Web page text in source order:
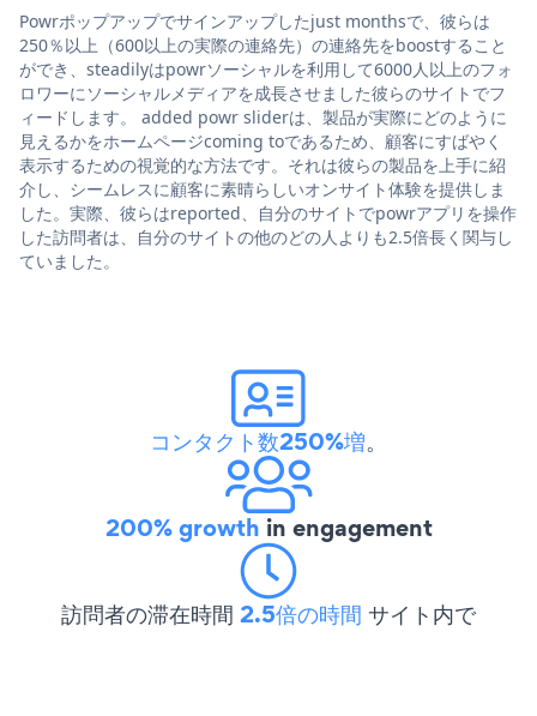
Powrポップアップでサインアップしたjust monthsで、彼らは
250％以上（600以上の実際の連絡先）の連絡先をboostすること
ができ、steadilyはpowrソーシャルを利用して6000人以上のフォ
ロワーにソーシャルメディアを成長させました彼らのサイトでフ
ィードします。 added powr sliderは、製品が実際にどのように
見えるかをホームページcoming toであるため、顧客にすばやく
表示するための視覚的な方法です。それは彼らの製品を上手に紹
介し、シームレスに顧客に素晴らしいオンサイト体験を提供しま
した。実際、彼らはreported、自分のサイトでpowrアプリを操作
した訪問者は、自分のサイトの他のどの人よりも2.5倍長く関与し
ていました。
コンタクト数250%増。
200% growth in engagement
訪問者の滞在時間 2.5倍の時間 サイト内で